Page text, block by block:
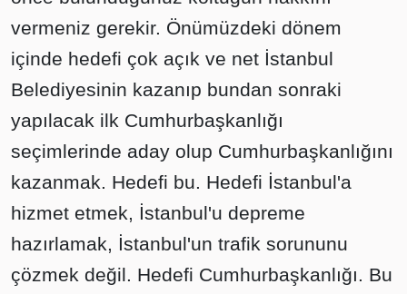
vermeniz gerekir. Önümüzdeki dönem
içinde hedefi çok açık ve net İstanbul
Belediyesinin kazanıp bundan sonraki
yapılacak ilk Cumhurbaşkanlığı
seçimlerinde aday olup Cumhurbaşkanlığını
kazanmak. Hedefi bu. Hedefi İstanbul'a
hizmet etmek, İstanbul'u depreme
hazırlamak, İstanbul'un trafik sorununu
çözmek değil. Hedefi Cumhurbaşkanlığı. Bu